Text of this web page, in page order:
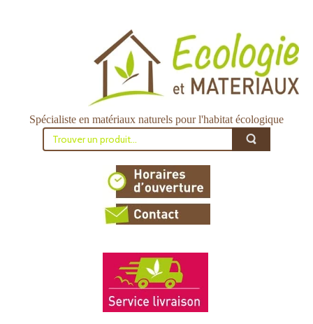
Spécialiste en matériaux naturels pour l'habitat écologique